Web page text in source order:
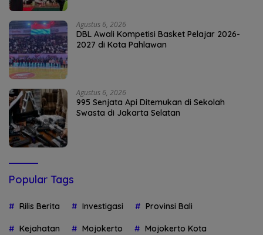
Agustus 6, 2026
DBL Awali Kompetisi Basket Pelajar 2026-
2027 di Kota Pahlawan
Agustus 6, 2026
995 Senjata Api Ditemukan di Sekolah
Swasta di Jakarta Selatan
Popular Tags
Rilis Berita Investigasi Provinsi Bali
Kejahatan Mojokerto Mojokerto Kota